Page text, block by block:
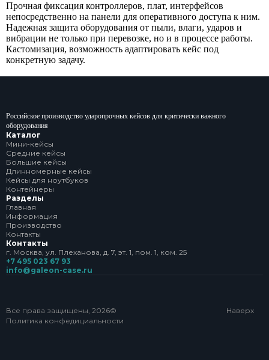
Прочная фиксация контроллеров, плат, интерфейсов
непосредственно на панели для оперативного доступа к ним.
Надежная защита оборудования от пыли, влаги, ударов и
вибрации не только при перевозке, но и в процессе работы.
Кастомизация, возможность адаптировать кейс под
конкретную задачу.
Российское производство ударопрочных кейсов для критически важного
оборудования
Каталог
Мини-кейсы
Средние кейсы
Большие кейсы
Длинномерные кейсы
Кейсы для ноутбуков
Контейнеры
Разделы
Главная
Информация
Производство
Контакты
Контакты
г. Москва, ул. Плеханова, д. 7, эт. 1, пом. 1, ком. 25
+7 495 023 67 93
info@galeon-case.ru
Все права защищены, 2026©
Политика конфедициальности
Наверх
Оставить заявку
Нажимая кнопку «Отправить», вы даете свое
согласие на обработку персональных данных
ознакомление сполитикой обработки персональных данных